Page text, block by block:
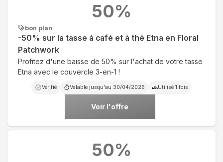
bon plan
-50% sur la tasse à café et à thé Etna en Floral
Patchwork
Profitez d'une baisse de 50% sur l'achat de votre tasse
Etna avec le couvercle 3-en-1 !
Vérifié Valable jusqu'au 30/04/2026 Utilisé 1 fois
Voir l'offre
50%
50%